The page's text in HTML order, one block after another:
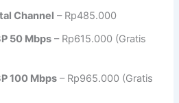
Channel – Rp485.000
50 Mbps – Rp615.000 (Gratis
100 Mbps – Rp965.000 (Gratis